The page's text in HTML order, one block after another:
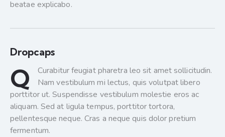
beatae explicabo.
Dropcaps
Q
Curabitur feugiat pharetra leo sit amet sollicitudin.
Nam vestibulum mi lectus, quis volutpat libero
porttitor ut. Suspendisse vestibulum molestie eros ac
aliquam. Sed at ligula tempus, porttitor tortora,
pellentesque neque. Cras a neque quis dolor pretium
fermentum.